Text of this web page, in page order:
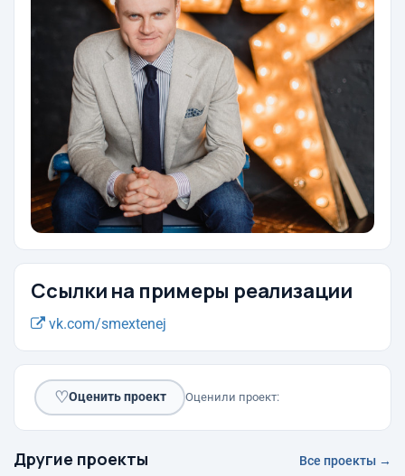
Ссылки на примеры реализации
vk.com/smextenej
♡Оценить проект Оценили проект:
Другие проекты Все проекты →